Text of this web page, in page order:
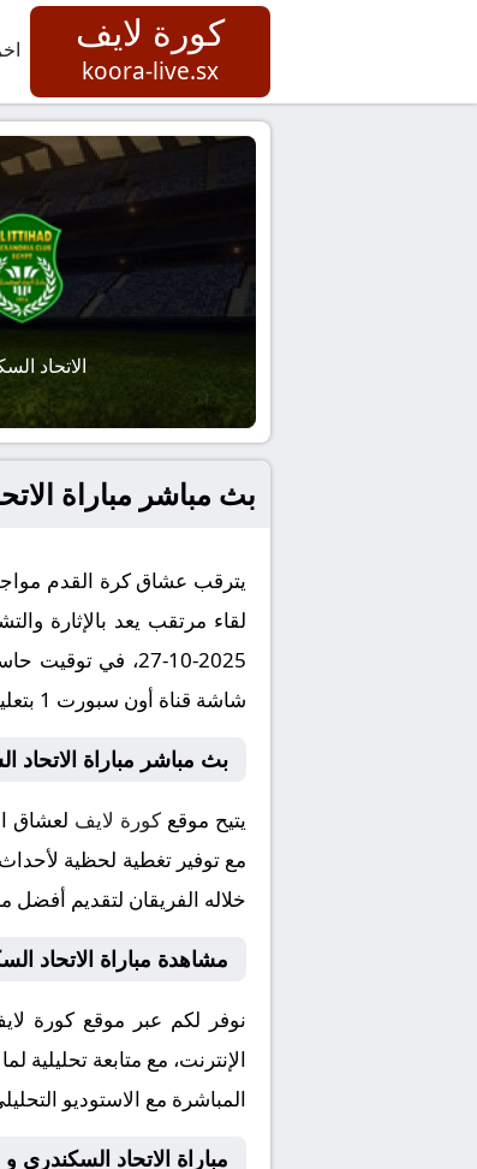
كورة لايف
koora-live.sx
الاتحاد
بث مباشر مباراة
يترقب عشاق كرة القدم
لقاء مرتقب يعد بالإثارة
شاشة قناة أون سبورت 1 بتعليق المتميز .
بث مباشر مباراة الاتحاد
يتيح موقع كورة لايف لعشاق
مع توفير تغطية لحظية
خلاله الفريقان لتقديم أفضل
مشاهدة مباراة الاتحاد
نوفر لكم عبر موقع كورة
الإنترنت، مع متابعة تحليلية
المباشرة مع الاستوديو
مباراة الاتحاد